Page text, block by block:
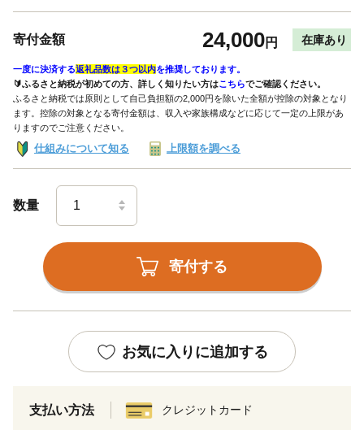
寄付金額 24,000円 在庫あり
一度に決済する返礼品数は３つ以内を推奨しております。
🔰ふるさと納税が初めての方、詳しく知りたい方はこちらでご確認ください。
ふるさと納税では原則として自己負担額の2,000円を除いた全額が控除の対象となり
ます。控除の対象となる寄付金額は、収入や家族構成などに応じて一定の上限があ
りますのでご注意ください。
仕組みについて知る 上限額を調べる
数量
寄付する
お気に入りに追加する
支払い方法 クレジットカード